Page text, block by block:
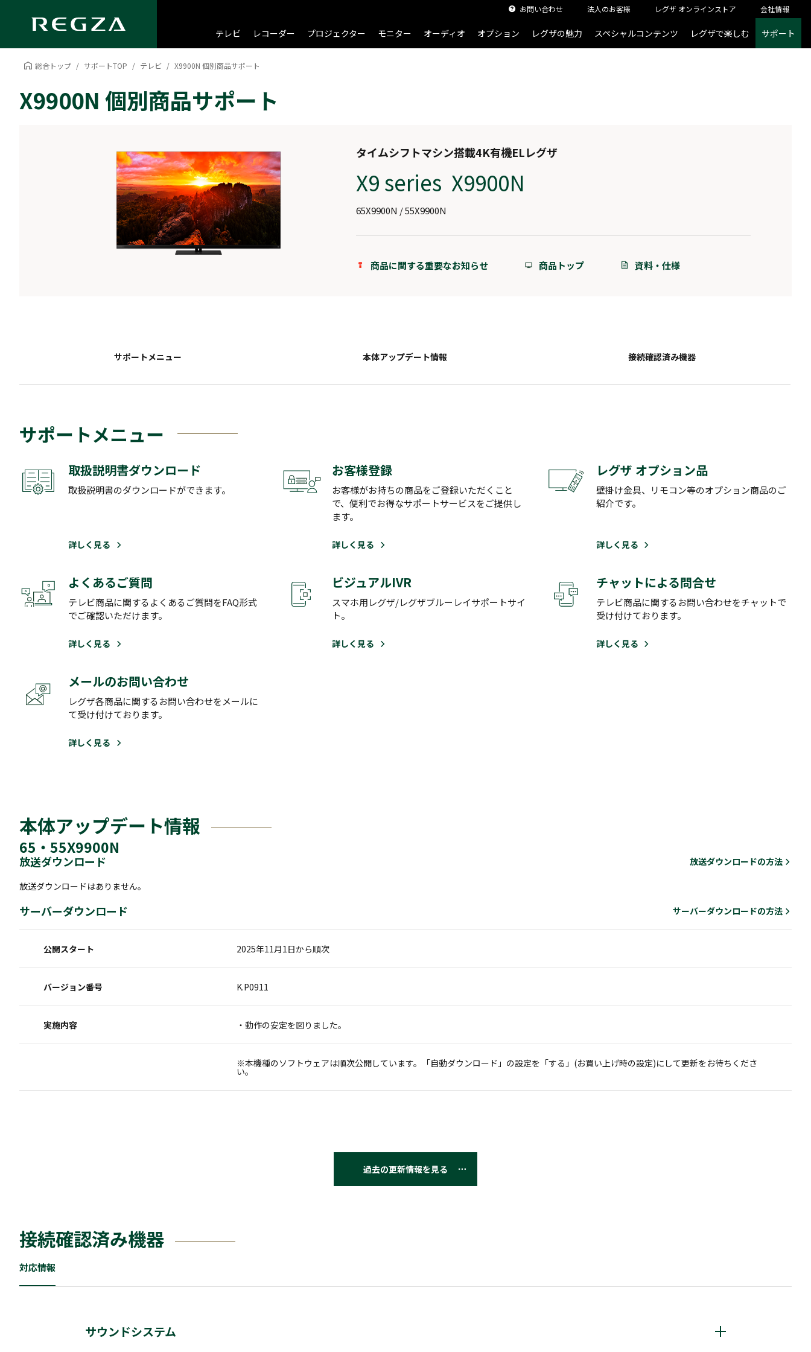
お問い合わせ 法人のお客様 レグザ オンラインストア 会社情報
テレビ レコーダー プロジェクター モニター オーディオ オプション レグザの魅力 スペシャルコンテンツ レグザで楽しむ サポート
総合トップ サポートTOP テレビ X9900N 個別商品サポート
X9900N 個別商品サポート
タイムシフトマシン搭載4K有機ELレグザ
X9 series X9900N
65X9900N / 55X9900N
商品に関する重要なお知らせ 商品トップ 資料・仕様
サポートメニュー 本体アップデート情報 接続確認済み機器
サポートメニュー
取扱説明書ダウンロード
取扱説明書のダウンロードができます。
詳しく見る
お客様登録
お客様がお持ちの商品をご登録いただくこと
で、便利でお得なサポートサービスをご提供し
ます。
詳しく見る
レグザ オプション品
壁掛け金具、リモコン等のオプション商品のご
紹介です。
詳しく見る
よくあるご質問
テレビ商品に関するよくあるご質問をFAQ形式
でご確認いただけます。
詳しく見る
ビジュアルIVR
スマホ用レグザ/レグザブルーレイサポートサイ
ト。
詳しく見る
チャットによる問合せ
テレビ商品に関するお問い合わせをチャットで
受け付けております。
詳しく見る
メールのお問い合わせ
レグザ各商品に関するお問い合わせをメールに
て受け付けております。
詳しく見る
本体アップデート情報
65・55X9900N
放送ダウンロード 放送ダウンロードの方法
放送ダウンロードはありません。
サーバーダウンロード サーバーダウンロードの方法
公開スタート 2025年11月1日から順次
バージョン番号 K.P0911
実施内容 ・動作の安定を図りました。
※本機種のソフトウェアは順次公開しています。「自動ダウンロード」の設定を「する」(お買い上げ時の設定)にして更新をお待ちくださ
い。
過去の更新情報を見る
接続確認済み機器
対応情報
サウンドシステム